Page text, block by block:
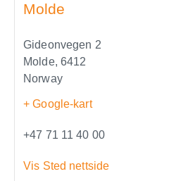
Molde
Gideonvegen 2
Molde, 6412
Norway
+ Google-kart
+47 71 11 40 00
Vis Sted nettside